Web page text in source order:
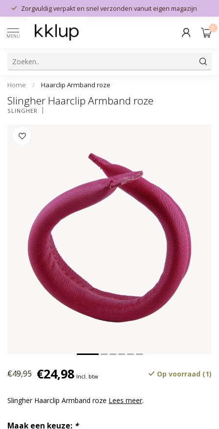
Zorgvuldig verpakt en snel verzonden vanuit eigen magazijn
MENU
0
Home / Haarclip Armband roze
Slingher Haarclip Armband roze
SLINGHER
€49,95 €24,98 Incl. btw Op voorraad (1)
Slingher Haarclip Armband roze Lees meer.
Maak een keuze: *